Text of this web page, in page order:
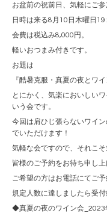
お盆前の祝前日、気軽にご
日時は来る8月10日木曜日
会費は税込み8,000円。
軽いおつまみ付きです。
お題は
『酷暑克服・真夏の夜とワイ
とにかく、気楽においしい
いう会です。
今回は肩ひじ張らないワイ
でいただけます！
気軽な会ですので、それこそ
皆様のご予約をお待ち申し上
ご希望の方はお電話にてご予
規定人数に達しましたら受付
◆真夏の夜のワイン会